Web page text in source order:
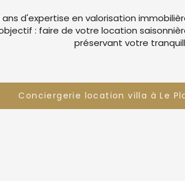
d'expertise en valorisation
: faire de votre location
préservant votre
Conciergerie location villa à Le